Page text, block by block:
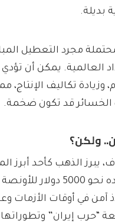
بديلة.
مجرد التعطيل
العالمية. يمكن أن
وزيادة تكاليف
الخسائر قد تكون ضخمة.
ولكن؟
يبرز الذهب كأحد أبرز
البعض على صعوده
آمن في أوقات الأزمات
“حرب إيران”